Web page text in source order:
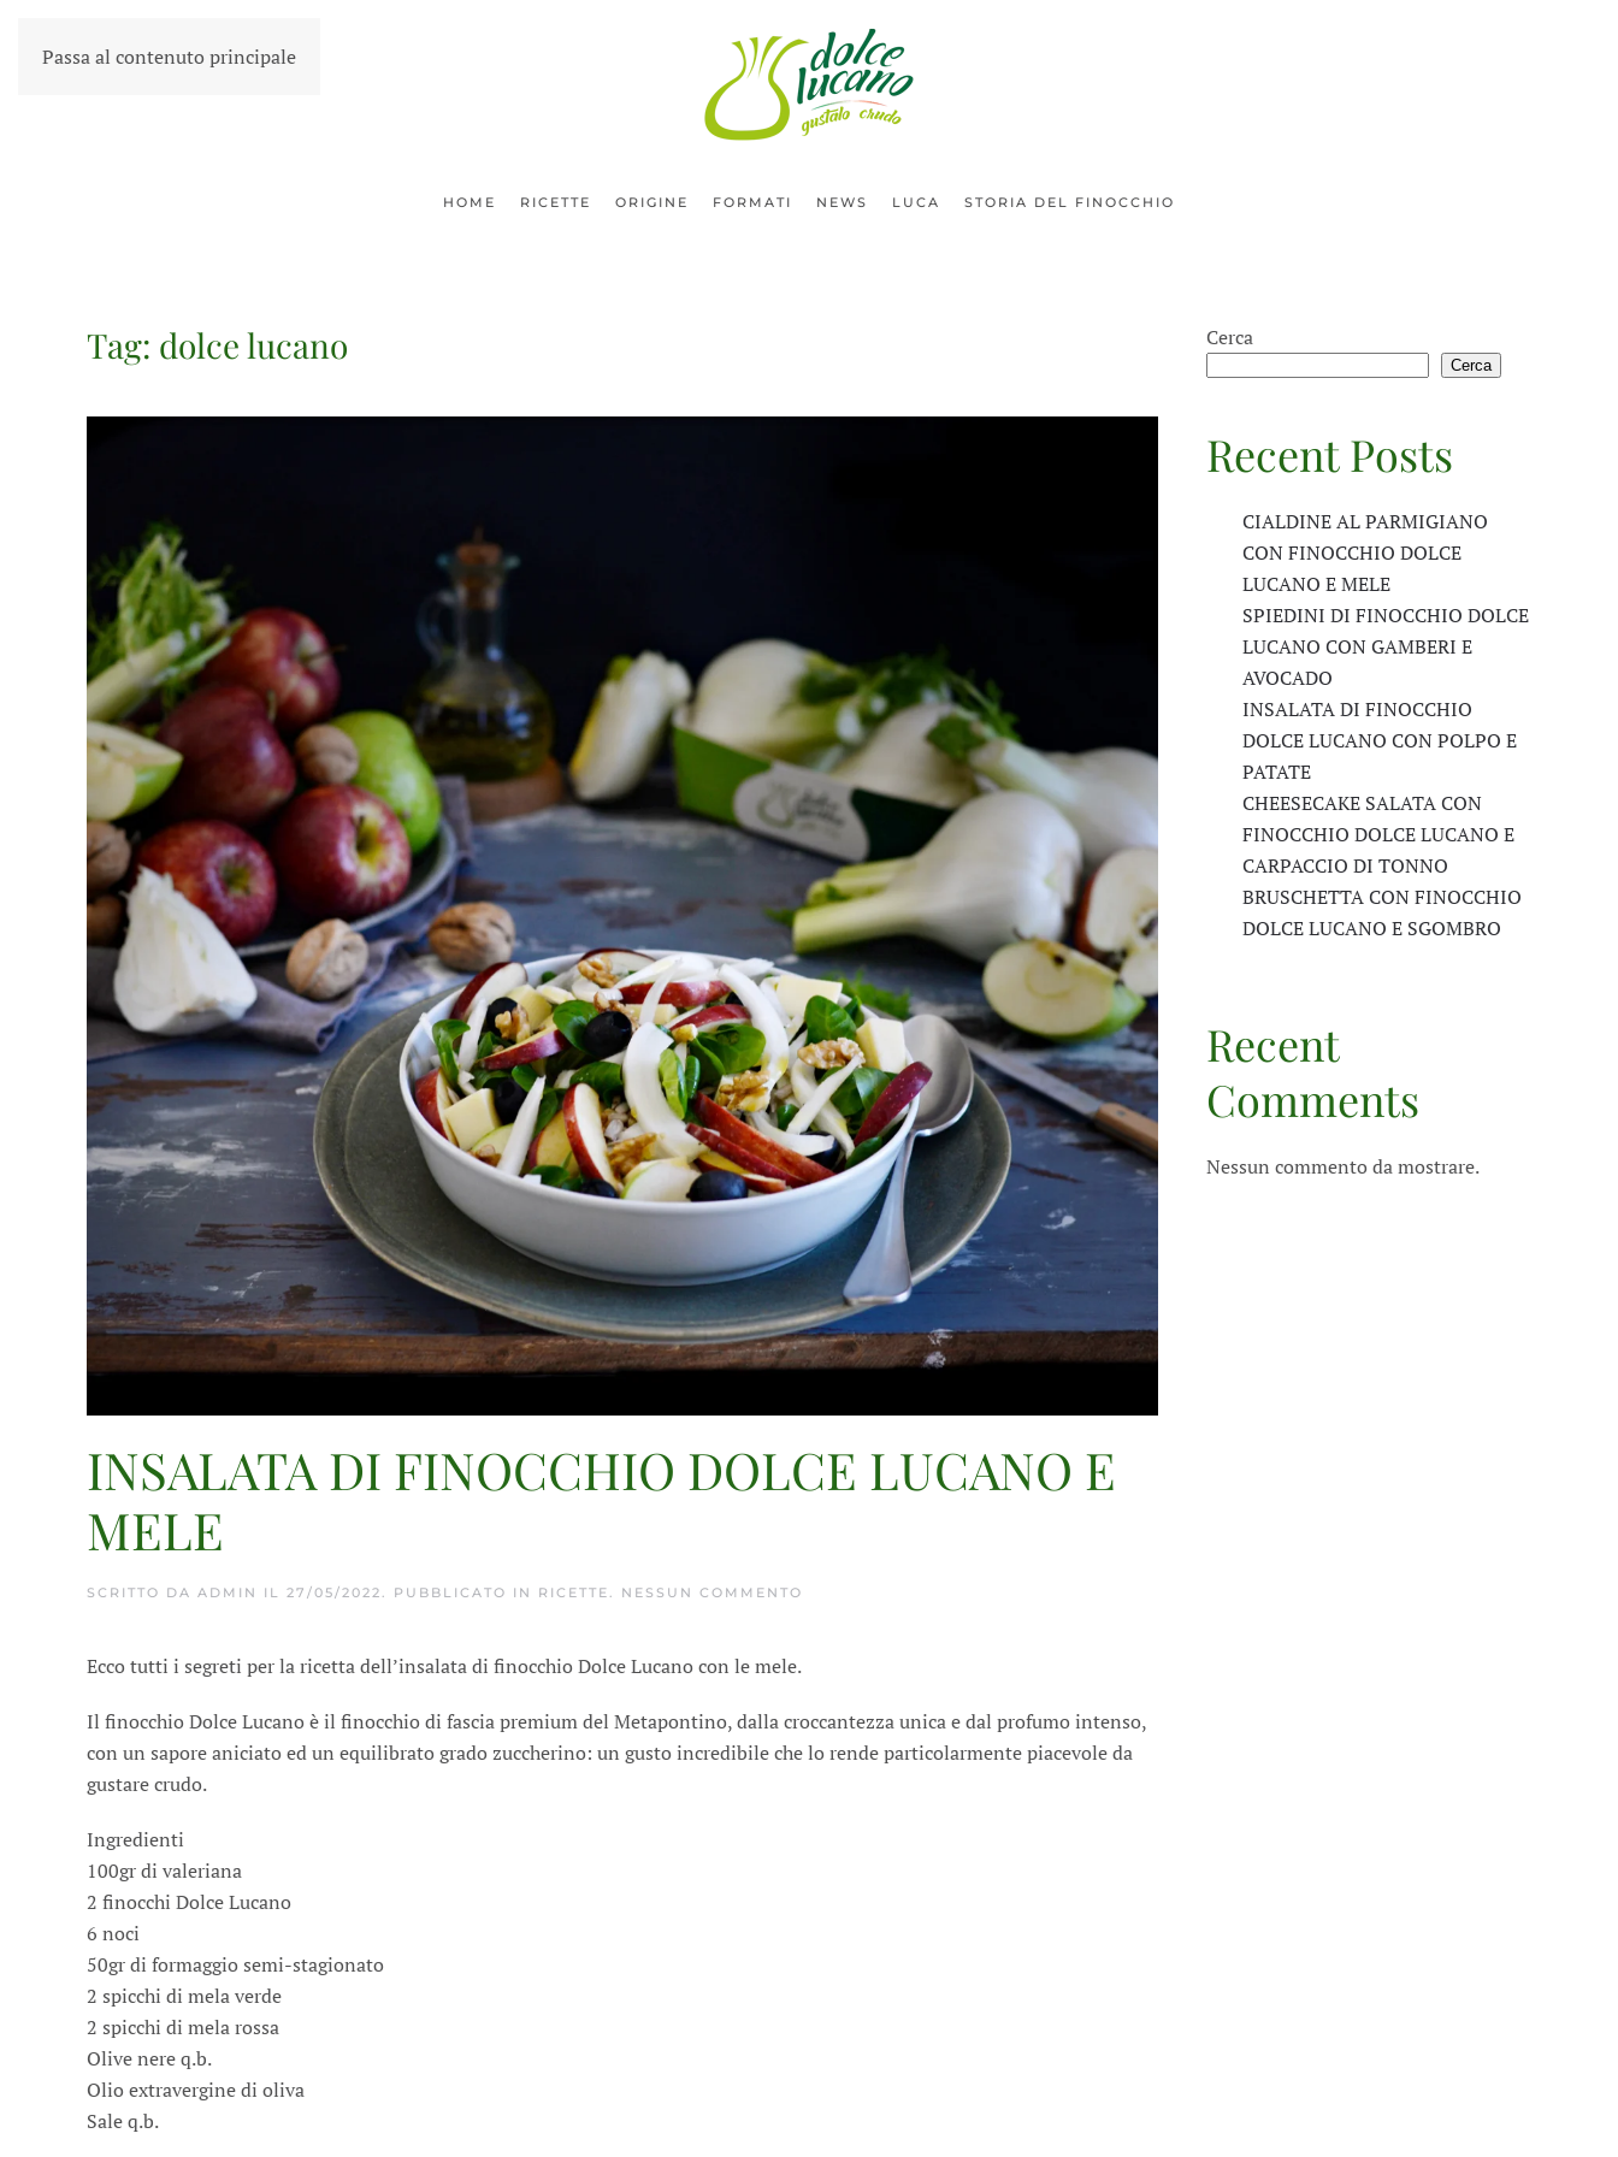
Passa al contenuto principale
HOME RICETTE ORIGINE FORMATI NEWS LUCA STORIA DEL FINOCCHIO
Tag: dolce lucano
INSALATA DI FINOCCHIO DOLCE LUCANO E
MELE
SCRITTO DA ADMIN IL 27/05/2022. PUBBLICATO IN RICETTE. NESSUN COMMENTO
MELE
Ecco tutti i segreti per la ricetta dell’insalata di finocchio Dolce Lucano con le mele.
Il finocchio Dolce Lucano è il finocchio di fascia premium del Metapontino, dalla croccantezza unica e dal profumo intenso,
con un sapore aniciato ed un equilibrato grado zuccherino: un gusto incredibile che lo rende particolarmente piacevole da
gustare crudo.
Ingredienti
100gr di valeriana
2 finocchi Dolce Lucano
6 noci
50gr di formaggio semi-stagionato
2 spicchi di mela verde
2 spicchi di mela rossa
Olive nere q.b.
Olio extravergine di oliva
Sale q.b.
Cerca
Cerca
Recent Posts
CIALDINE AL PARMIGIANO
CON FINOCCHIO DOLCE
LUCANO E MELE
SPIEDINI DI FINOCCHIO DOLCE
LUCANO CON GAMBERI E
AVOCADO
INSALATA DI FINOCCHIO
DOLCE LUCANO CON POLPO E
PATATE
CHEESECAKE SALATA CON
FINOCCHIO DOLCE LUCANO E
CARPACCIO DI TONNO
BRUSCHETTA CON FINOCCHIO
DOLCE LUCANO E SGOMBRO
Recent
Comments
Nessun commento da mostrare.